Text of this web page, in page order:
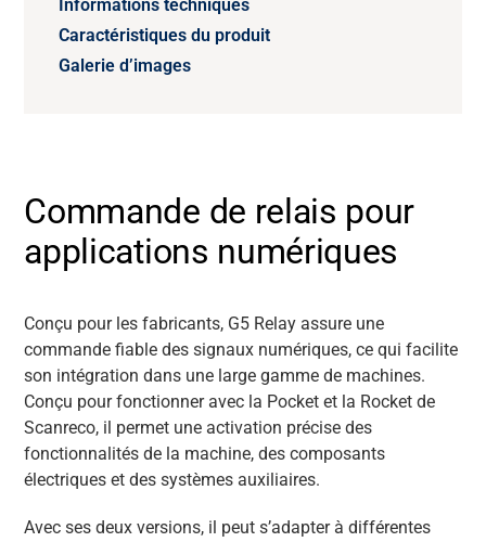
Commande de relais pour
applications numériques
Conçu pour les fabricants, G5 Relay assure une
commande fiable des signaux numériques, ce qui facilite
son intégration dans une large gamme de machines.
Conçu pour fonctionner avec la Pocket et la Rocket de
Scanreco, il permet une activation précise des
fonctionnalités de la machine, des composants
électriques et des systèmes auxiliaires.
Avec ses deux versions, il peut s’adapter à différentes
Informations techniques
Caractéristiques du produit
Galerie d’images